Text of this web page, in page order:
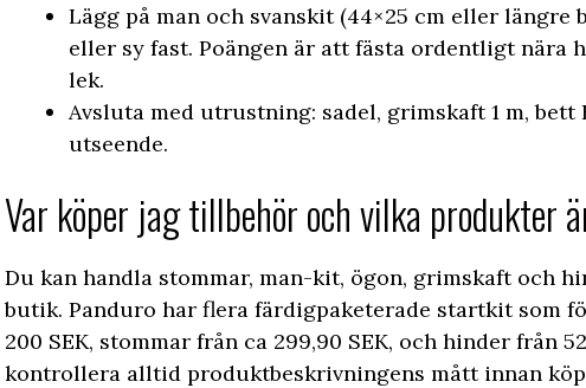
Lägg på man och svanskit (44×25 cm eller längre
eller sy fast. Poängen är att fästa ordentligt nära
lek.
Avsluta med utrustning: sadel, grimskaft 1 m,
utseende.
Var köper jag tillbehör och vilka produkter
Du kan handla stommar, man-kit, ögon, grimskaft och
butik. Panduro har flera färdigpaketerade startkit som
200 SEK, stommar från ca 299,90 SEK, och hinder från
kontrollera alltid produktbeskrivningens mått innan